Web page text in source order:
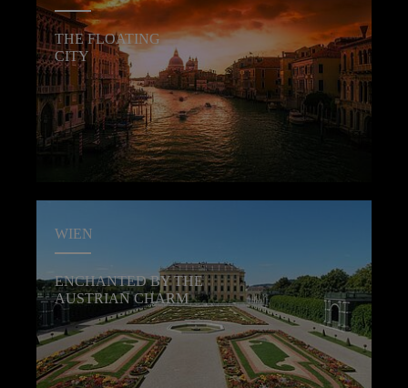
THE FLOATING
CITY
WIEN
ENCHANTED BY THE
AUSTRIAN CHARM